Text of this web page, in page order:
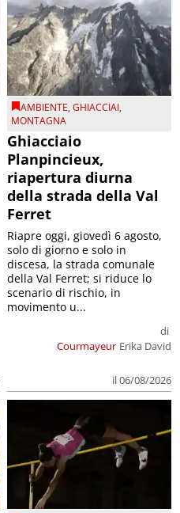
AMBIENTE,GHIACCIAI,
MONTAGNA
Ghiacciaio
Planpincieux,
riapertura diurna
della strada della Val
Ferret
Courmayeur
di
Erika David
il 06/08/2026
Riapre oggi, giovedì 6 agosto,
solo di giorno e solo in
discesa, la strada comunale
della Val Ferret; si riduce lo
scenario di rischio, in
movimento u...